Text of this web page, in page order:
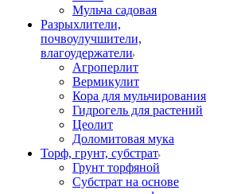
Мульча садовая
Разрыхлители,
почвоулучшители,
влагоудержатели
Агроперлит
Вермикулит
Кора для мульчирования
Гидрогель для растений
Цеолит
Доломитовая мука
Торф, грунт, субстрат
Грунт торфяной
Субстрат на основе